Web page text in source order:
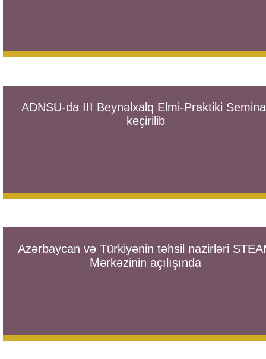
ADNSU-da III Beynəlxalq Elmi-Praktiki
keçirilib
Azərbaycan və Türkiyənin təhsil nazirləri
Mərkəzinin açılışında